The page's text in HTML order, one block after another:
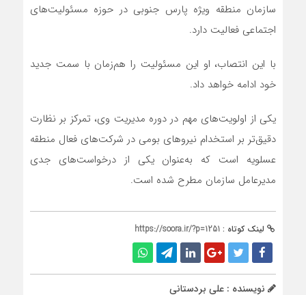
سازمان منطقه ویژه پارس جنوبی در حوزه مسئولیت‌های
اجتماعی فعالیت دارد.
با این انتصاب، او این مسئولیت را هم‌زمان با سمت جدید
خود ادامه خواهد داد.
یکی از اولویت‌های مهم در دوره مدیریت وی، تمرکز بر نظارت
دقیق‌تر بر استخدام نیروهای بومی در شرکت‌های فعال منطقه
عسلویه است که به‌عنوان یکی از درخواست‌های جدی
مدیرعامل سازمان مطرح شده است.
لینک کوتاه : https://soora.ir/?p=1251
نویسنده : علی بردستانی